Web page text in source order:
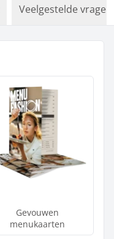
Veelgestelde vragen
Gevouwen
menukaarten